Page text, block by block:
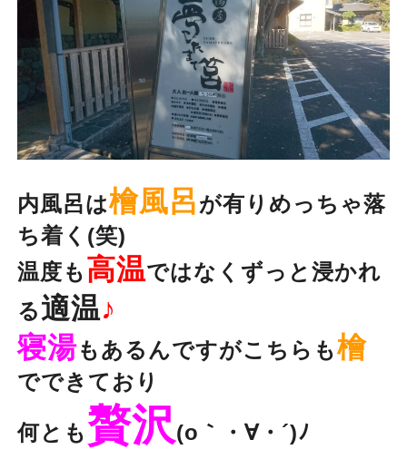
内風呂は檜風呂が有りめっちゃ落
ち着く(笑)
温度も高温ではなくずっと浸かれ
る適温♪
寝湯もあるんですがこちらも檜
でできており
何とも贅沢(o｀・∀・´)ﾉ